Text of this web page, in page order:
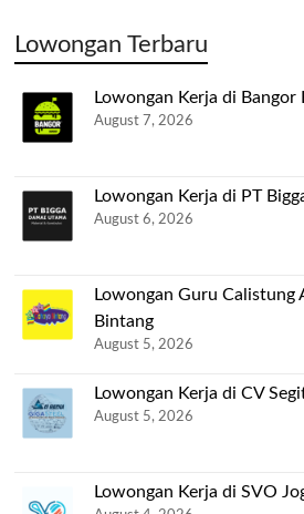
Lowongan Terbaru
Lowongan Kerja di Bangor
August 7, 2026
Lowongan Kerja di PT
August 6, 2026
Lowongan Guru Calistung
Bintang
August 5, 2026
Lowongan Kerja di CV
August 5, 2026
Lowongan Kerja di SVO